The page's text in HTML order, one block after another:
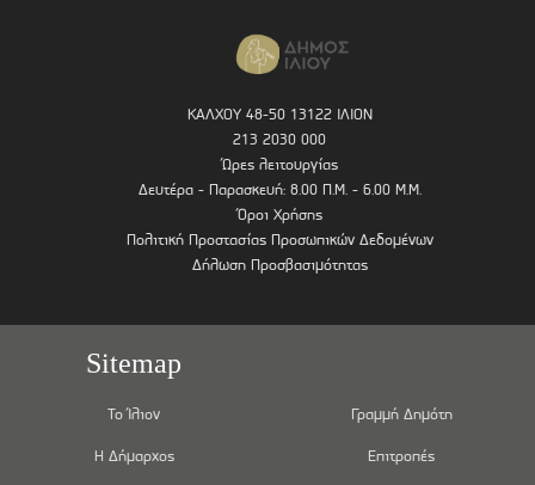
ΚΑΛΧΟΥ 48-50 13122 ΙΛΙΟΝ
213 2030 000
Ώρες λειτουργίας
Δευτέρα - Παρασκευή: 8.00 Π.Μ. - 6.00 Μ.Μ.
Όροι Χρήσης
Πολιτική Προστασίας Προσωπικών Δεδομένων
Δήλωση Προσβασιμότητας
Sitemap
Το Ίλιον
Η Δήμαρχος
Γραμμή Δημότη
Επιτροπές